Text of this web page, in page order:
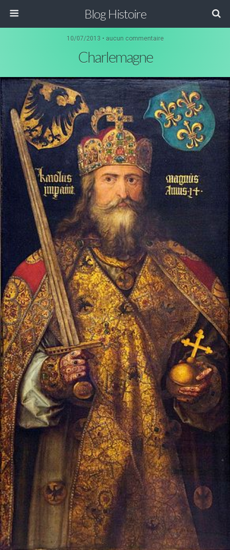
Blog Histoire
10/07/2013 • aucun commentaire
Charlemagne